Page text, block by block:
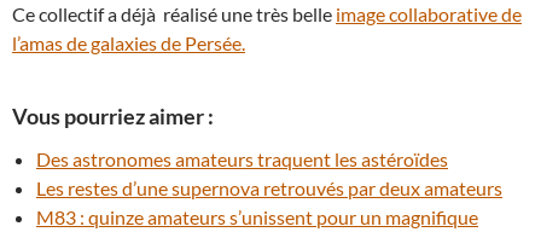
Ce collectif a déjà réalisé une très belle image collaborative de
l’amas de galaxies de Persée.
Vous pourriez aimer :
Des astronomes amateurs traquent les astéroïdes
Les restes d’une supernova retrouvés par deux amateurs
M83 : quinze amateurs s’unissent pour un magnifique